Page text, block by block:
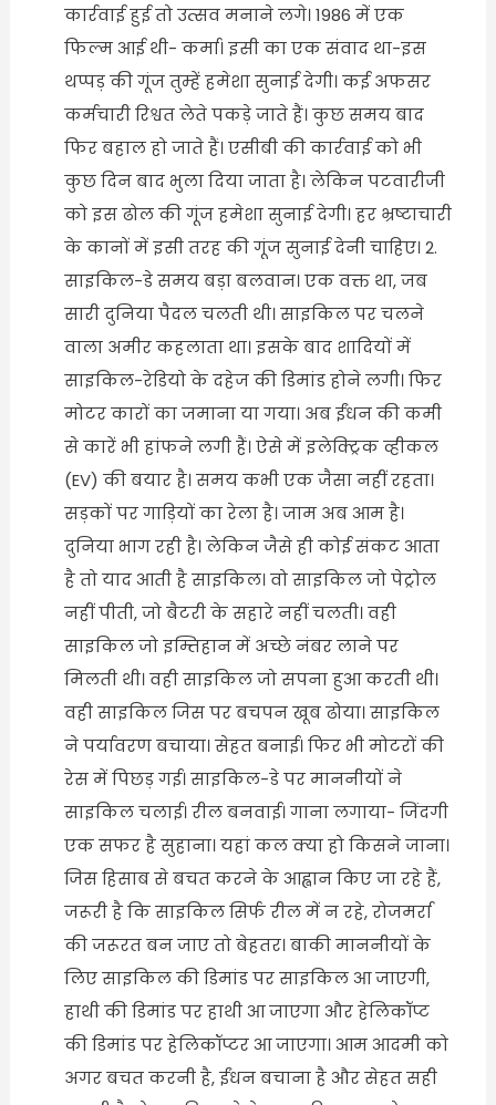
कार्रवाई हुई तो उत्सव मनाने लगे। 1986 में एक
फिल्म आई थी- कर्मा। इसी का एक संवाद था-इस
थप्पड़ की गूंज तुम्हें हमेशा सुनाई देगी। कई अफसर
कर्मचारी रिश्वत लेते पकड़े जाते हैं। कुछ समय बाद
फिर बहाल हो जाते हैं। एसीबी की कार्रवाई को भी
कुछ दिन बाद भुला दिया जाता है। लेकिन पटवारीजी
को इस ढोल की गूंज हमेशा सुनाई देगी। हर भ्रष्टाचारी
के कानों में इसी तरह की गूंज सुनाई देनी चाहिए। 2.
साइकिल-डे समय बड़ा बलवान। एक वक्त था, जब
सारी दुनिया पैदल चलती थी। साइकिल पर चलने
वाला अमीर कहलाता था। इसके बाद शादियों में
साइकिल-रेडियो के दहेज की डिमांड होने लगी। फिर
मोटर कारों का जमाना या गया। अब ईंधन की कमी
से कारें भी हांफने लगी हैं। ऐसे में इलेक्ट्रिक व्हीकल
(EV) की बयार है। समय कभी एक जैसा नहीं रहता।
सड़कों पर गाड़ियों का रेला है। जाम अब आम है।
दुनिया भाग रही है। लेकिन जैसे ही कोई संकट आता
है तो याद आती है साइकिल। वो साइकिल जो पेट्रोल
नहीं पीती, जो बैटरी के सहारे नहीं चलती। वही
साइकिल जो इम्तिहान में अच्छे नंबर लाने पर
मिलती थी। वही साइकिल जो सपना हुआ करती थी।
वही साइकिल जिस पर बचपन खूब ढोया। साइकिल
ने पर्यावरण बचाया। सेहत बनाई। फिर भी मोटरों की
रेस में पिछड़ गई। साइकिल-डे पर माननीयों ने
साइकिल चलाई। रील बनवाई। गाना लगाया- जिंदगी
एक सफर है सुहाना। यहां कल क्या हो किसने जाना।
जिस हिसाब से बचत करने के आह्वान किए जा रहे हैं,
जरूरी है कि साइकिल सिर्फ रील में न रहे, रोजमर्रा
की जरूरत बन जाए तो बेहतर। बाकी माननीयों के
लिए साइकिल की डिमांड पर साइकिल आ जाएगी,
हाथी की डिमांड पर हाथी आ जाएगा और हेलिकॉप्ट
की डिमांड पर हेलिकॉप्टर आ जाएगा। आम आदमी को
अगर बचत करनी है, ईंधन बचाना है और सेहत सही